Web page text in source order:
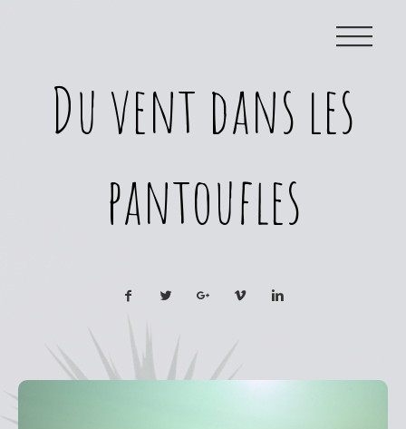
Du vent dans les
pantoufles
|||